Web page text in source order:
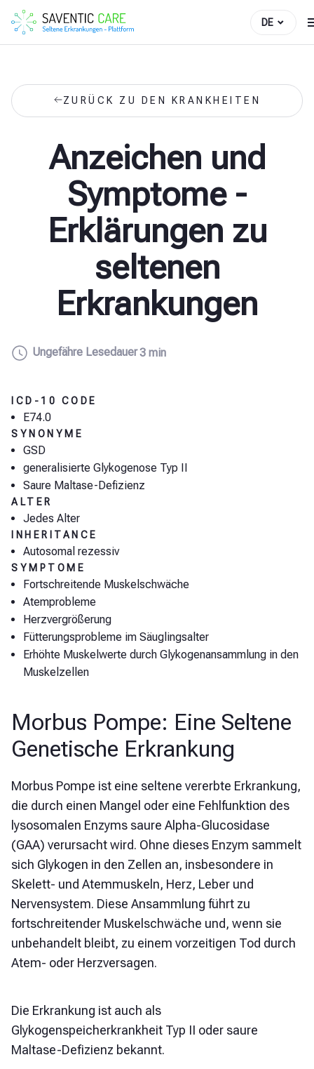
DE
ZURÜCK ZU DEN KRANKHEITEN
Anzeichen und
Symptome -
Erklärungen zu
seltenen
Erkrankungen
Ungefähre Lesedauer3 min
ICD-10 CODE
E74.0
SYNONYME
GSD
generalisierte Glykogenose Typ II
Saure Maltase-Defizienz
ALTER
Jedes Alter
INHERITANCE
Autosomal rezessiv
SYMPTOME
Fortschreitende Muskelschwäche
Atemprobleme
Herzvergrößerung
Fütterungsprobleme im Säuglingsalter
Erhöhte Muskelwerte durch Glykogenansammlung in den
Muskelzellen
Morbus Pompe: Eine Seltene
Genetische Erkrankung
Morbus Pompe ist eine seltene vererbte Erkrankung,
die durch einen Mangel oder eine Fehlfunktion des
lysosomalen Enzyms saure Alpha-Glucosidase
(GAA) verursacht wird. Ohne dieses Enzym sammelt
sich Glykogen in den Zellen an, insbesondere in
Skelett- und Atemmuskeln, Herz, Leber und
Nervensystem. Diese Ansammlung führt zu
fortschreitender Muskelschwäche und, wenn sie
unbehandelt bleibt, zu einem vorzeitigen Tod durch
Atem- oder Herzversagen.
Die Erkrankung ist auch als
Glykogenspeicherkrankheit Typ II oder saure
Maltase-Defizienz bekannt.